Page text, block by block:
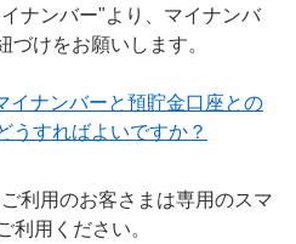
ナンバー"より、マイナンバ
づけをお願いします。
イナンバーと預貯金口座との
うすればよいですか？
利用のお客さまは専用のスマ
利用ください。